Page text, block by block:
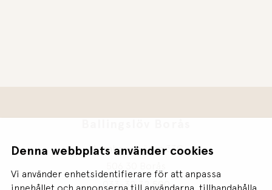
Denna webbplats använder cookies
Vi använder enhetsidentifierare för att anpassa
innehållet och annonserna till användarna, tillhandahålla
Skaraborgsvägen 33C
033-32 32 500